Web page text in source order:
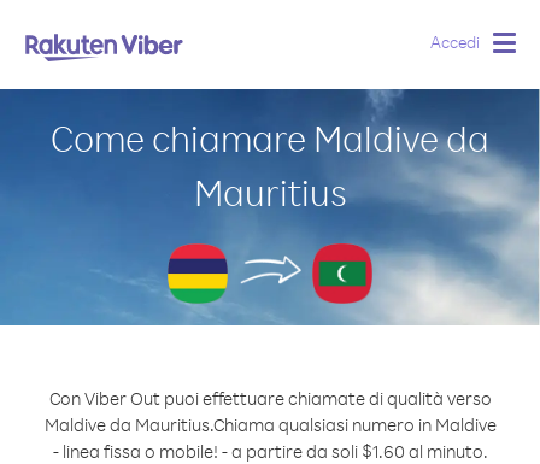
Accedi
Come chiamare Maldive da
Mauritius
Con Viber Out puoi effettuare chiamate di qualità verso
Maldive da Mauritius.Chiama qualsiasi numero in Maldive
- linea fissa o mobile! - a partire da soli $1.60 al minuto.